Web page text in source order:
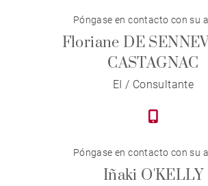
Póngase en contacto con su
Floriane DE
CASTAGNAC
EI / Consultante
Póngase en contacto con su
Iñaki O'KELLY